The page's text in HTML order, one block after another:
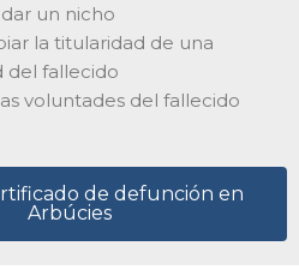
un nicho
la titularidad de una
del fallecido
voluntades del fallecido
de defunción en
Arbúcies